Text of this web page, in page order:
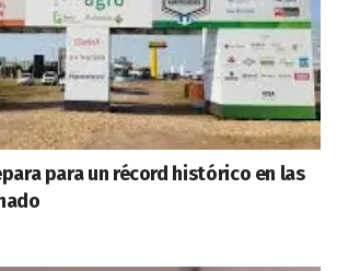
para un récord histórico en las